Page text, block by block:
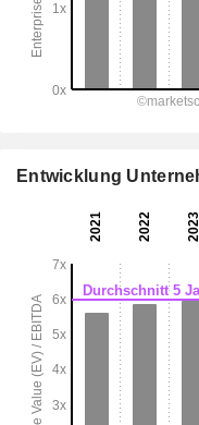
Entwicklung